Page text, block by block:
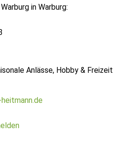
in Warburg:
Anlässe, Hobby & Freizeit